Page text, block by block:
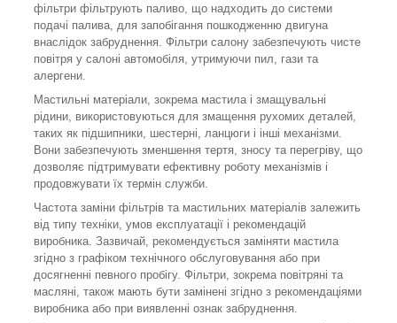
фільтри фільтрують паливо, що надходить до системи
подачі палива, для запобігання пошкодженню двигуна
внаслідок забруднення. Фільтри салону забезпечують чисте
повітря у салоні автомобіля, утримуючи пил, гази та
алергени.
Мастильні матеріали, зокрема мастила і змащувальні
рідини, використовуються для змащення рухомих деталей,
таких як підшипники, шестерні, ланцюги і інші механізми.
Вони забезпечують зменшення тертя, зносу та перегріву, що
дозволяє підтримувати ефективну роботу механізмів і
продовжувати їх термін служби.
Частота заміни фільтрів та мастильних матеріалів залежить
від типу техніки, умов експлуатації і рекомендацій
виробника. Зазвичай, рекомендується заміняти мастила
згідно з графіком технічного обслуговування або при
досягненні певного пробігу. Фільтри, зокрема повітряні та
масляні, також мають бути замінені згідно з рекомендаціями
виробника або при виявленні ознак забруднення.